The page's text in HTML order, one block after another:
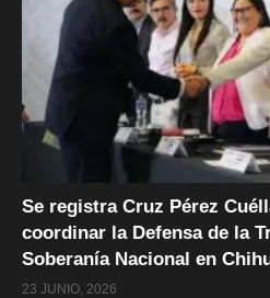
Se registra Cruz Pérez
coordinar la Defensa de la
Soberanía Nacional en
23 JUNIO, 2026